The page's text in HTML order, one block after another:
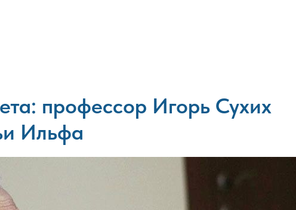
профессор Игорь Сухих
Ильфа